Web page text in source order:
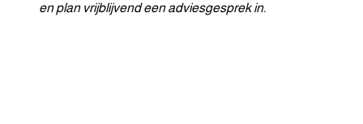
en plan vrijblijvend een adviesgesprek in.